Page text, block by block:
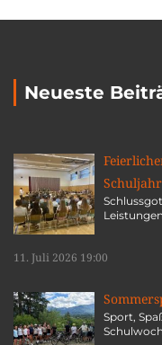
Neueste
Leistungen
11. Juli 2026 19:00
Sport,